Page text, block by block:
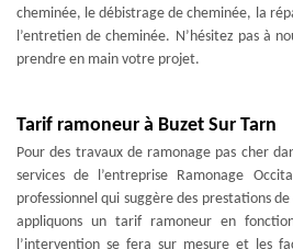
cheminée, le débistrage de cheminée, la
l’entretien de cheminée. N’hésitez pas à
prendre en main votre projet.
Tarif ramoneur à Buzet Sur Tarn
Pour des travaux de ramonage pas cher
services de l’entreprise Ramonage
professionnel qui suggère des prestations
appliquons un tarif ramoneur en
l’intervention se fera sur mesure et les